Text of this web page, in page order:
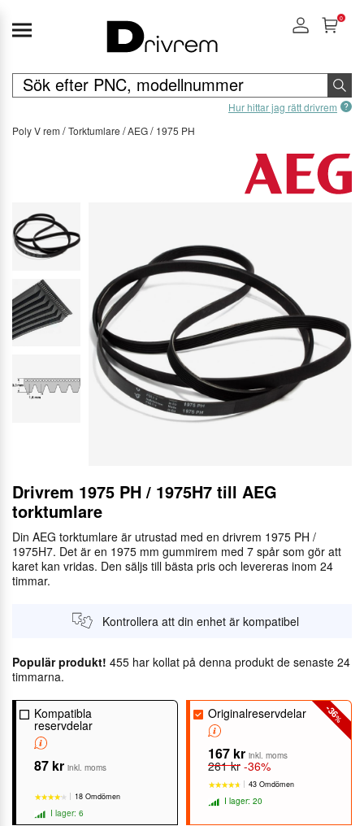
Hur hittar jag rätt drivrem
0
Poly V rem Torktumlare AEG 1975 PH
Drivrem 1975 PH / 1975H7 till AEG
torktumlare
Din AEG torktumlare är utrustad med en drivrem 1975 PH /
1975H7. Det är en 1975 mm gummirem med 7 spår som gör att
karet kan vridas. Den säljs till bästa pris och levereras inom 24
timmar.
Kontrollera att din enhet är kompatibel
Populär produkt! 455 har kollat på denna produkt de senaste 24
timmarna.
Kompatibla
reservdelar
87 kr inkl. moms
18 Omdömen
I lager: 6
-36
%
Originalreservdelar
167 kr inkl. moms
261 kr -36%
43 Omdömen
I lager: 20